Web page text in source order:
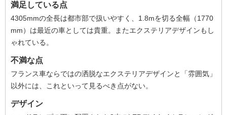
満足している点
4305mmの全長は都市部で扱いやすく、1.8mを切る全幅（1770
mm）は最近の車としては貴重。またエクステリアデザインもし
ゃれている。
不満な点
フランス車ならではの洒脱なエクステリアデザインと「雰囲気」
以外には、これといって見るべき点がない。
デザイン